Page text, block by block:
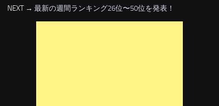
NEXT → 最新の週間ランキング26位〜50位を発表！